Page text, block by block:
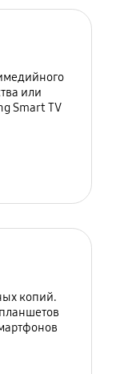
или
Smart TV
копий.